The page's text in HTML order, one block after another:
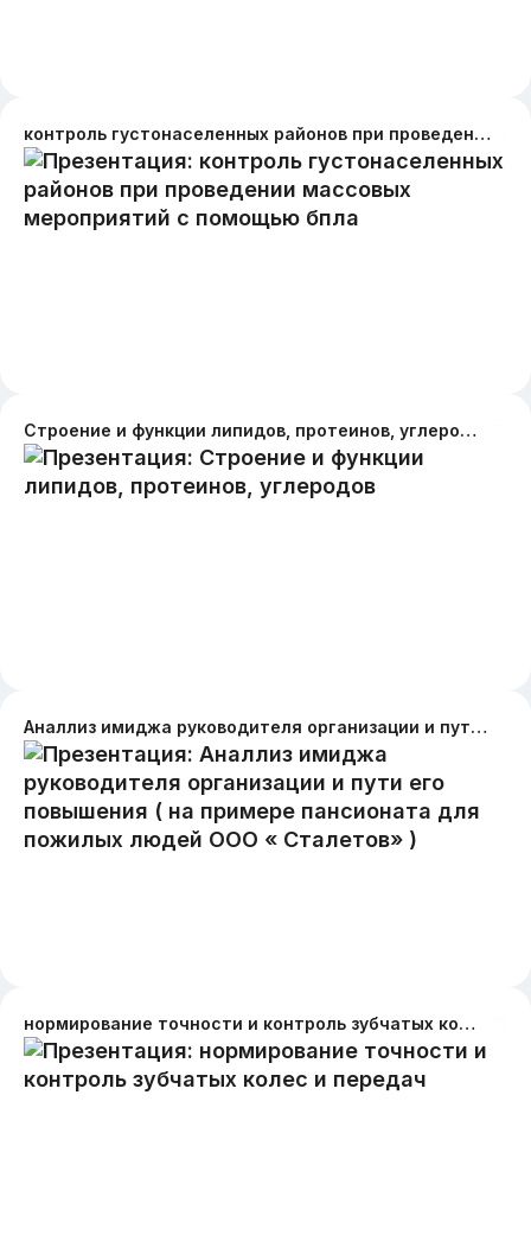
контроль густонаселенных районов при проведении массовых мероприятий с помощью бпла
Строение и функции липидов, протеинов, углеродов
Аналлиз имиджа руководителя организации и пути его повышения ( на примере пансионата для пожилых людей ООО « Сталетов» )
нормирование точности и контроль зубчатых колес и передач